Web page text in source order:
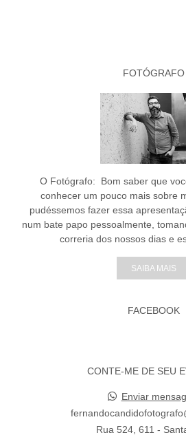
FOTÓGRAFO
O Fotógrafo: Bom saber que
conhecer um pouco mais sobre
pudéssemos fazer essa
num bate papo pessoalmente,
correria dos nossos dias e
SAIBA MAIS
FACEBOOK
CONTE-ME DE SEU
Enviar
Rua 524, 611 -